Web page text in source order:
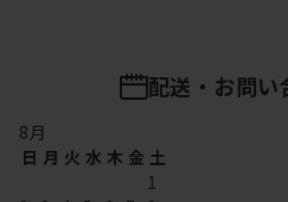
配送・お問い
8月
日 月 火 水 木 金 土
1